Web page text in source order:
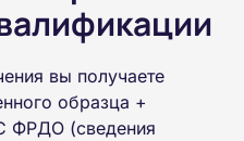
вы получаете
образца +
ФРДО (сведения